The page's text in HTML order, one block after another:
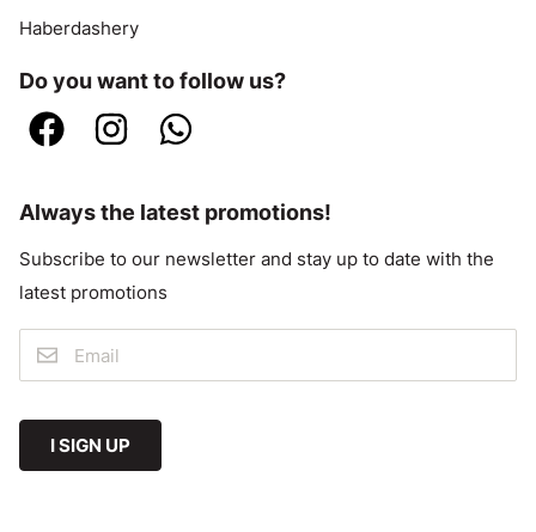
Haberdashery
Do you want to follow us?
Always the latest promotions!
Subscribe to our newsletter and stay up to date with the
latest promotions
I SIGN UP